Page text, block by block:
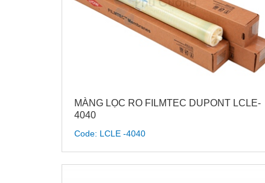
MÀNG LỌC RO FILMTEC DUPONT LCLE-
4040
Code: LCLE -4040